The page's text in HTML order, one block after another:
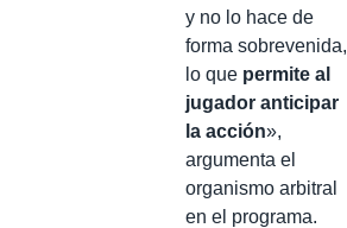
y no lo hace de
forma sobrevenida,
lo que permite al
jugador anticipar
la acción»,
argumenta el
organismo arbitral
en el programa.